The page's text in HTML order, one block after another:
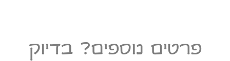
פרטים נוספים? בדיוק